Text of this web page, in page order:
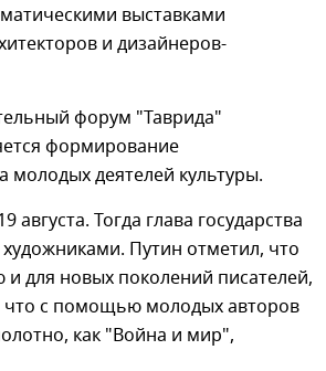
выставками
и дизайнеров-
форум "Таврида"
формирование
деятелей культуры.
Тогда глава государства
Путин отметил, что
для новых поколений писателей,
что с помощью молодых авторов
как "Война и мир",